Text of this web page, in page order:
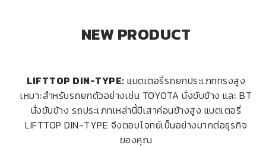
NEW PRODUCT
LIFTTOP DIN-TYPE: แบตเตอรี่รถยกประเภททรงสูง
เหมาะสำหรับรถยกตัวอย่างเช่น TOYOTA นั่งขับข้าง และ BT
นั่งขับข้าง รถประเภทเหล่านี้มีเสาค่อนข้างสูง แบตเตอรี่
LIFTTOP DIN-TYPE จึงตอบโจทย์เป็นอย่างมากต่อธุรกิจ
ของคุณ